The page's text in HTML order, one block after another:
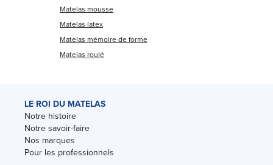
Matelas mousse
Matelas latex
Matelas mémoire de forme
Matelas roulé
LE ROI DU MATELAS
Notre histoire
Notre savoir-faire
Nos marques
Pour les professionnels